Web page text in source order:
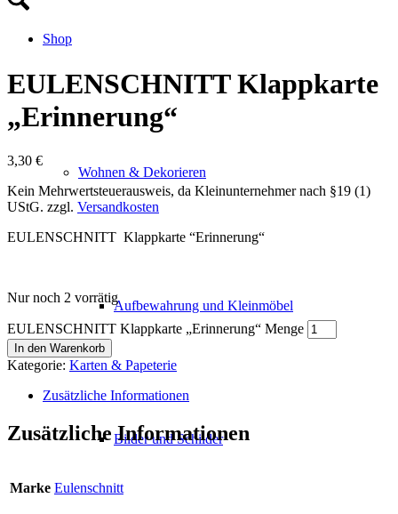
Shop
Wohnen & Dekorieren
Aufbewahrung und Kleinmöbel
Bilder und Schilder
EULENSCHNITT Klappkarte
„Erinnerung“
3,30 €
Kein Mehrwertsteuerausweis, da Kleinunternehmer nach §19 (1)
UStG. zzgl. Versandkosten
EULENSCHNITT Klappkarte “Erinnerung“
Nur noch 2 vorrätig
EULENSCHNITT Klappkarte „Erinnerung“ Menge
In den Warenkorb
Kategorie: Karten & Papeterie
Zusätzliche Informationen
Zusätzliche Informationen
Marke Eulenschnitt